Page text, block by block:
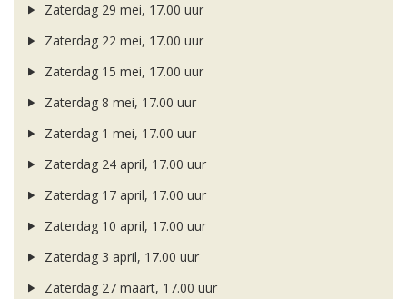
Zaterdag 29 mei, 17.00 uur
Zaterdag 22 mei, 17.00 uur
Zaterdag 15 mei, 17.00 uur
Zaterdag 8 mei, 17.00 uur
Zaterdag 1 mei, 17.00 uur
Zaterdag 24 april, 17.00 uur
Zaterdag 17 april, 17.00 uur
Zaterdag 10 april, 17.00 uur
Zaterdag 3 april, 17.00 uur
Zaterdag 27 maart, 17.00 uur